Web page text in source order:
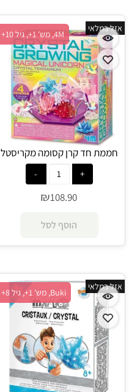
4M, מש' 1+, גיל 10+
אזל במלאי
חממת חד קרן קסומה מקריסטל
(גידול גבישים חדי קרן) - 4M
₪108.90
הוסף לסל
Buki, מש' 1+, גיל 8+
אזל במלאי